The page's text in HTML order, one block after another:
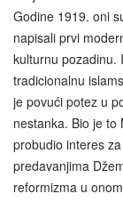
Godine 1919. oni
napisali prvi
kulturnu pozadinu.
tradicionalnu
je povući potez u
nestanka. Bio je
probudio interes
predavanjima
reformizma u